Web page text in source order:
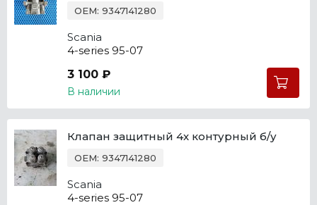
OEM: 9347141280
Scania
4-series 95-07
3 100 ₽
В наличии
Клапан защитный 4х контурный б/у
OEM: 9347141280
Scania
4-series 95-07